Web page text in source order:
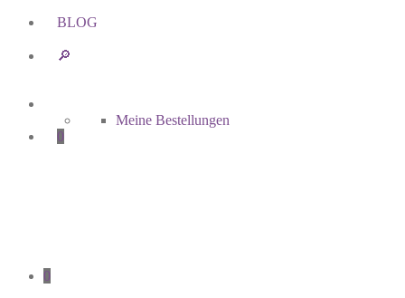
BLOG
🔎︎
Meine Bestellungen
0
0